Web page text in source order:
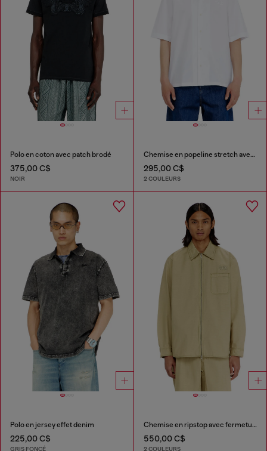
Polo en coton avec patch brodé
375,00 C$
NOIR
Chemise en popeline stretch avec broderie Oval D
295,00 C$
2 COULEURS
Polo en jersey effet denim
225,00 C$
GRIS FONCÉ
Chemise en ripstop avec fermeture zippée
550,00 C$
2 COULEURS